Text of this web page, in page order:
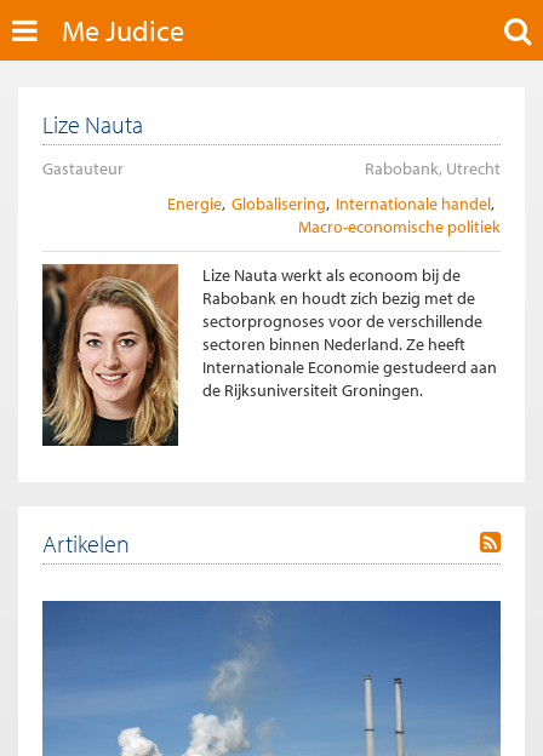
Me Judice
Lize Nauta
Gastauteur
Rabobank, Utrecht
Energie Globalisering Internationale handel
Macro-economische politiek
Lize Nauta werkt als econoom bij de
Rabobank en houdt zich bezig met de
sectorprognoses voor de verschillende
sectoren binnen Nederland. Ze heeft
Internationale Economie gestudeerd aan
de Rijksuniversiteit Groningen.
Artikelen